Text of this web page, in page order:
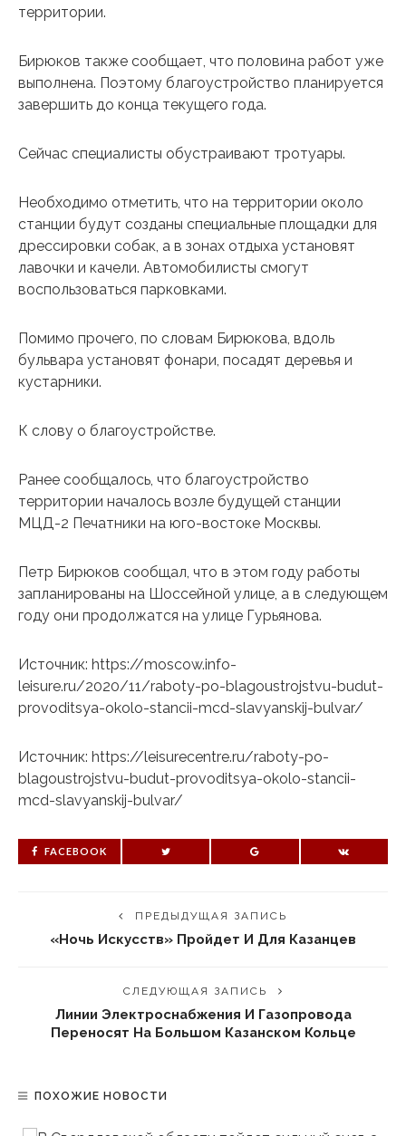
территории.
Бирюков также сообщает, что половина работ уже
выполнена. Поэтому благоустройство планируется
завершить до конца текущего года.
Сейчас специалисты обустраивают тротуары.
Необходимо отметить, что на территории около
станции будут созданы специальные площадки для
дрессировки собак, а в зонах отдыха установят
лавочки и качели. Автомобилисты смогут
воспользоваться парковками.
Помимо прочего, по словам Бирюкова, вдоль
бульвара установят фонари, посадят деревья и
кустарники.
К слову о благоустройстве.
Ранее сообщалось, что благоустройство
территории началось возле будущей станции
МЦД-2 Печатники на юго-востоке Москвы.
Петр Бирюков сообщал, что в этом году работы
запланированы на Шоссейной улице, а в следующем
году они продолжатся на улице Гурьянова.
Источник: https://moscow.info-
leisure.ru/2020/11/raboty-po-blagoustrojstvu-budut-
provoditsya-okolo-stancii-mcd-slavyanskij-bulvar/
Источник: https://leisurecentre.ru/raboty-po-
blagoustrojstvu-budut-provoditsya-okolo-stancii-
mcd-slavyanskij-bulvar/
FACEBOOK
ПРЕДЫДУЩАЯ ЗАПИСЬ
«Ночь Искусств» Пройдет И Для Казанцев
СЛЕДУЮЩАЯ ЗАПИСЬ
Линии Электроснабжения И Газопровода
Переносят На Большом Казанском Кольце
ПОХОЖИЕ НОВОСТИ